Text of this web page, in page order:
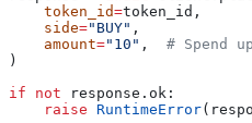
    token_id
=token_id,
    side
="BUY" ,
    amount
="10" , # Spend
)
if not response.ok:
    raise
RuntimeError